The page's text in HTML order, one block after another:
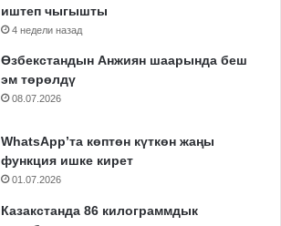
иштеп чыгышты
4 недели назад
Өзбекстандын Анжиян шаарында беш
эм төрөлдү
08.07.2026
WhatsApp’та көптөн күткөн жаңы
функция ишке кирет
01.07.2026
Казакстанда 86 килограммдык